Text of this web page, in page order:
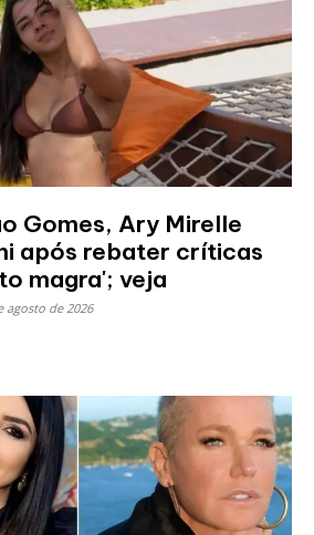
Gomes, Ary Mirelle
após rebater críticas
magra'; veja
agosto de 2026